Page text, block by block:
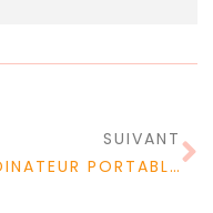
SUIVANT
ORDINATEUR PORTABLE : FAUT-IL COMPARER LES MODÈLES ?